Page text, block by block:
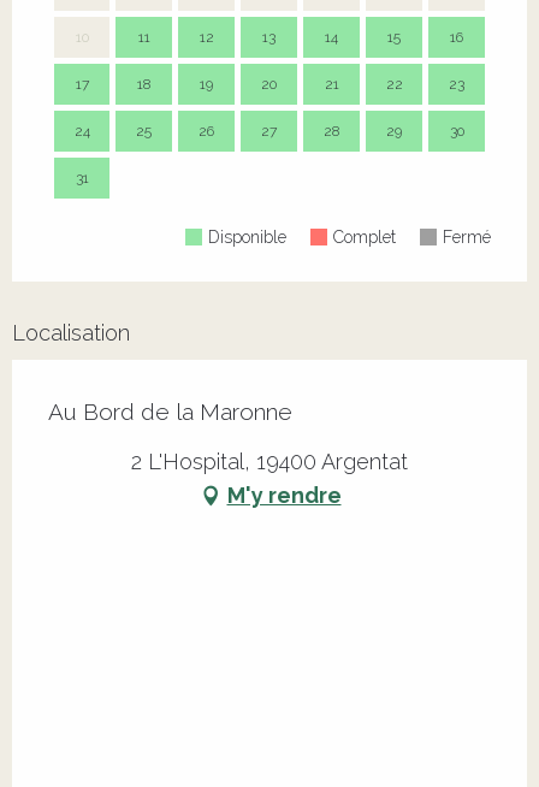
10 11 12 13 14 15 16
17 18 19 20 21 22 23
24 25 26 27 28 29 30
31
Disponible Complet Fermé
Localisation
Au Bord de la Maronne
2 L'Hospital, 19400 Argentat
M'y rendre